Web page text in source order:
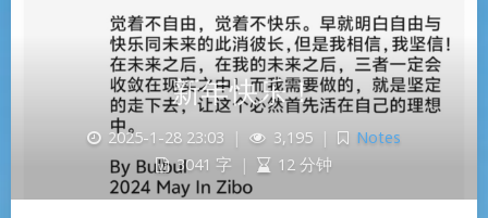
新年快乐！
2025-1-28 23:03 | 3,195 |
Notes
3041 字
| 12 分钟